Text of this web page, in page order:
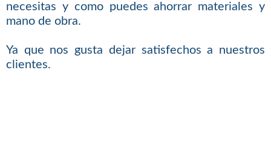
necesitas y como puedes ahorrar materiales y
mano de obra.
Ya que nos gusta dejar satisfechos a nuestros
clientes.